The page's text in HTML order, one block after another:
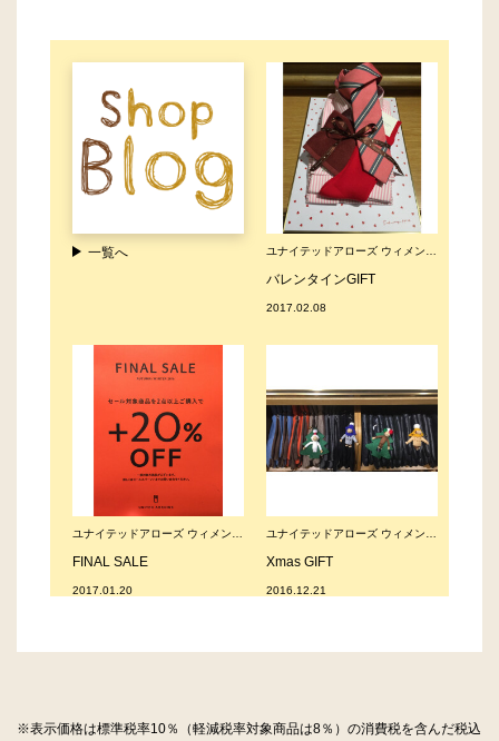
※表示価格は標準税率10％（軽減税率対象商品は8％）の消費税を含んだ税込